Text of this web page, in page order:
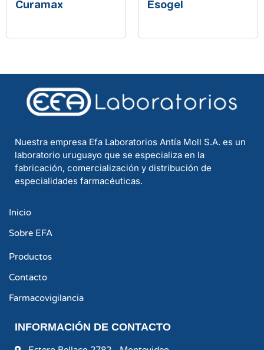
Curamax Esogel
Nuestra empresa Efa Laboratorios Antía Moll S.A. es un
laboratorio uruguayo que se especializa en la
fabricación, comercialización y distribución de
especialidades farmacéuticas.
Inicio
Sobre EFA
Productos
Contacto
Farmacovigilancia
INFORMACIÓN DE CONTACTO